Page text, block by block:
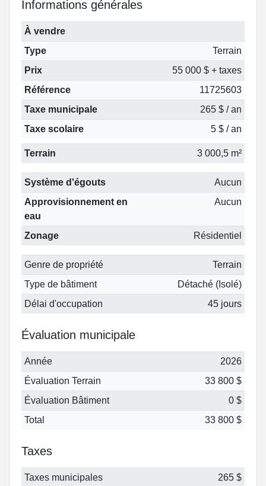
Informations générales
À vendre
Type
Terrain
Prix
55 000 $ + taxes
Référence
11725603
Taxe municipale
265 $ / an
Taxe scolaire
5 $ / an
Terrain 3 000,5 m²
Système d'égouts
Aucun
Approvisionnement en
eau
Aucun
Zonage Résidentiel
Genre de propriété
Terrain
Type de bâtiment
Détaché (Isolé)
Délai d'occupation
45 jours
Évaluation municipale
Année
2026
Évaluation Terrain
33 800 $
Évaluation Bâtiment
0 $
Total
33 800 $
Taxes
Taxes municipales
265 $